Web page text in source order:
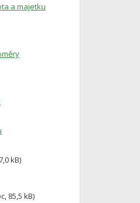
a majetku
kB)
85,5 kB)